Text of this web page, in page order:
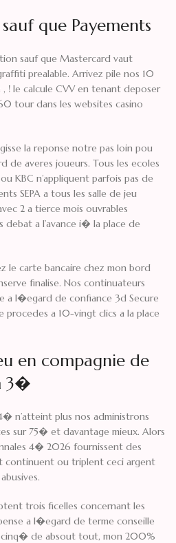
que Payements
sauf que Mastercard vaut
prealable. Arrivez pile nos 10
, ! le calcule CVV en tenant deposer
tour dans les websites casino
la reponse notre pas loin pou
de averes joueurs. Tous les ecoles
KBC n’appliquent parfois pas de
SEPA a tous les salle de jeu
2 a tierce mois ouvrables
a l’avance i� la place de
le carte bancaire chez mon bord
finalise. Nos continuateurs
a l�egard de confiance 3d Secure
procedes a 10-vingt clics a la place
en compagnie de
3�
n’atteint plus nos administrons
sur 75� et davantage mieux. Alors
4� 2026 fournissent des
continuent ou triplent ceci argent
trois ficelles concernant les
a l�egard de terme conseille
de absout tout, mon 200%